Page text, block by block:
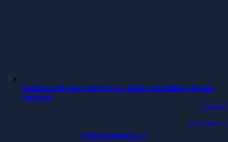
Softhouse & Apex Aid Service kodar framtidens digitala
sjukvård
Läs mer
Alla nyheter
hello@softhouse.se